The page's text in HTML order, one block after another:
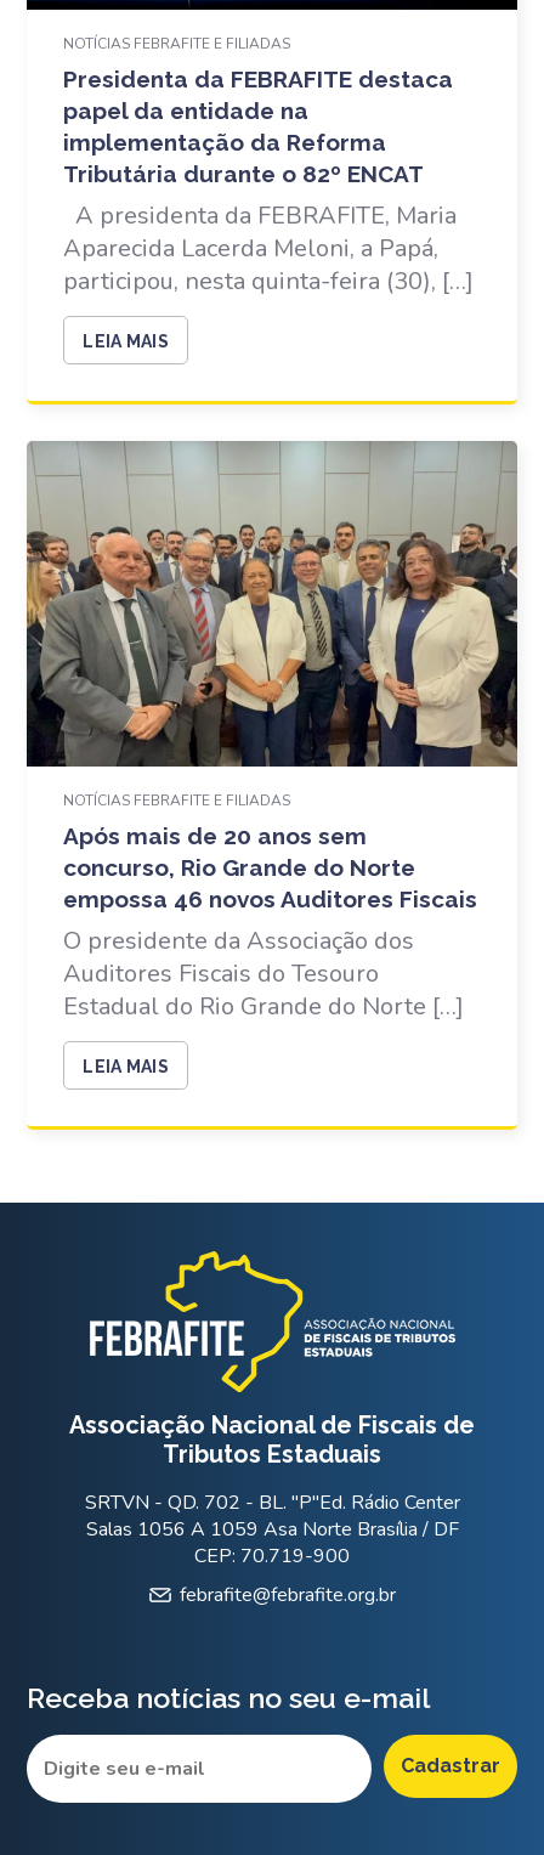
NOTÍCIAS FEBRAFITE E FILIADAS
Presidenta da FEBRAFITE destaca
papel da entidade na
implementação da Reforma
Tributária durante o 82º ENCAT
A presidenta da FEBRAFITE, Maria
Aparecida Lacerda Meloni, a Papá,
participou, nesta quinta-feira (30), […]
LEIA MAIS
NOTÍCIAS FEBRAFITE E FILIADAS
Após mais de 20 anos sem
concurso, Rio Grande do Norte
empossa 46 novos Auditores Fiscais
O presidente da Associação dos
Auditores Fiscais do Tesouro
Estadual do Rio Grande do Norte […]
LEIA MAIS
Associação Nacional de Fiscais de
Tributos Estaduais
SRTVN - QD. 702 - BL. "P"Ed. Rádio Center
Salas 1056 A 1059 Asa Norte Brasília / DF
CEP: 70.719-900
febrafite@febrafite.org.br
Receba notícias no seu e-mail